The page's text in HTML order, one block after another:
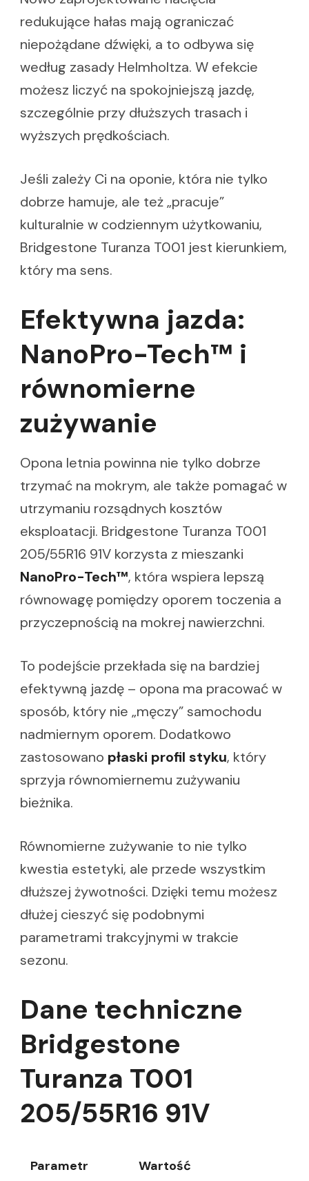
redukujące hałas mają ograniczać
niepożądane dźwięki, a to odbywa się
według zasady Helmholtza. W efekcie
możesz liczyć na spokojniejszą jazdę,
szczególnie przy dłuższych trasach i
wyższych prędkościach.
Jeśli zależy Ci na oponie, która nie tylko
dobrze hamuje, ale też „pracuje”
kulturalnie w codziennym użytkowaniu,
Bridgestone Turanza T001 jest kierunkiem,
który ma sens.
Efektywna jazda:
NanoPro-Tech™ i
równomierne
zużywanie
Opona letnia powinna nie tylko dobrze
trzymać na mokrym, ale także pomagać w
utrzymaniu rozsądnych kosztów
eksploatacji. Bridgestone Turanza T001
205/55R16 91V korzysta z mieszanki
NanoPro-Tech™, która wspiera lepszą
równowagę pomiędzy oporem toczenia a
przyczepnością na mokrej nawierzchni.
To podejście przekłada się na bardziej
efektywną jazdę – opona ma pracować w
sposób, który nie „męczy” samochodu
nadmiernym oporem. Dodatkowo
zastosowano płaski profil styku, który
sprzyja równomiernemu zużywaniu
bieżnika.
Równomierne zużywanie to nie tylko
kwestia estetyki, ale przede wszystkim
dłuższej żywotności. Dzięki temu możesz
dłużej cieszyć się podobnymi
parametrami trakcyjnymi w trakcie
sezonu.
Dane techniczne
Bridgestone
Turanza T001
205/55R16 91V
Parametr Wartość